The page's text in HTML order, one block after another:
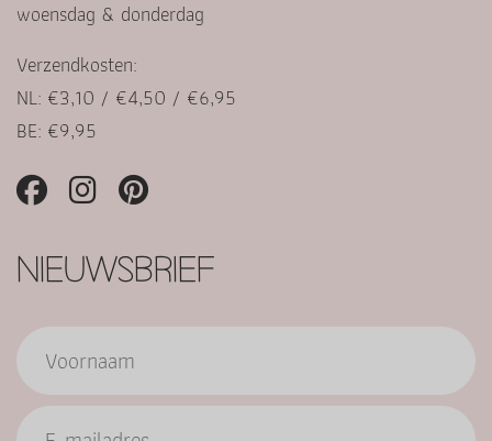
woensdag & donderdag
Verzendkosten:
NL: €3,10 / €4,50 / €6,95
BE: €9,95
NIEUWSBRIEF